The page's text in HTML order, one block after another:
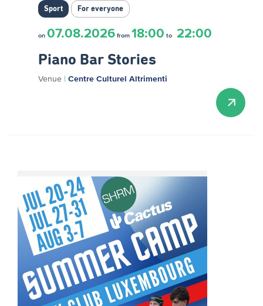
Sport For everyone
on 07.08.2026 from 18:00 to 22:00
Piano Bar Stories
Venue | Centre Culturel Altrimenti